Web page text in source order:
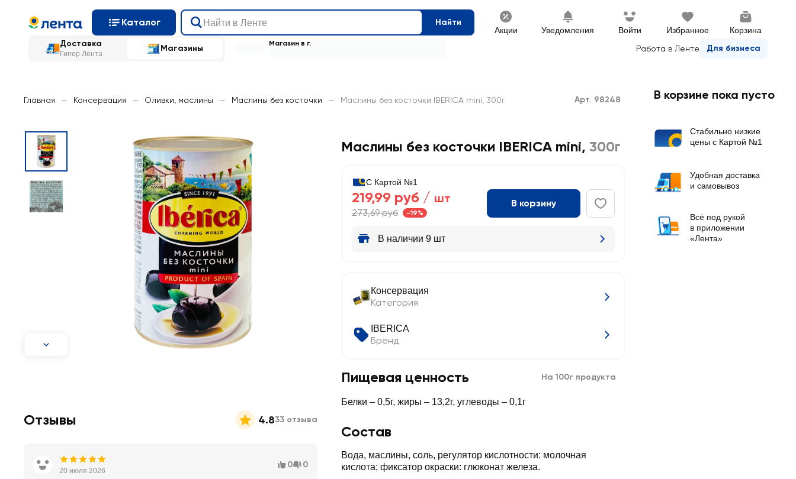
Каталог Найти
Акции Уведомления Войти Избранное Корзина
Доставка
Гипер Лента
Магазины Работа в Ленте Для бизнеса
Магазин в г.
Главная — Консервация — Оливки, маслины — Маслины без косточки — Маслины без косточки IBERICA mini, 300г Арт. 98248
Маслины без косточки IBERICA mini, 300г
С Картой №1
219,99 руб / шт
273,69 руб -19%
В корзину
В наличии 9 шт
Консервация
Категория
IBERICA
Бренд
Пищевая ценность На 100г продукта
Белки – 0,5г, жиры – 13,2г, углеводы – 0,1г
Состав
Вода, маслины, соль, регулятор кислотности: молочная
кислота; фиксатор окраски: глюконат железа.
Отзывы 4.833 отзыва
20 июля 2026
0 0
В корзине пока пусто
Стабильно низкие
цены с Картой №1
Удобная доставка
и самовывоз
Всё под рукой
в приложении
«Лента»